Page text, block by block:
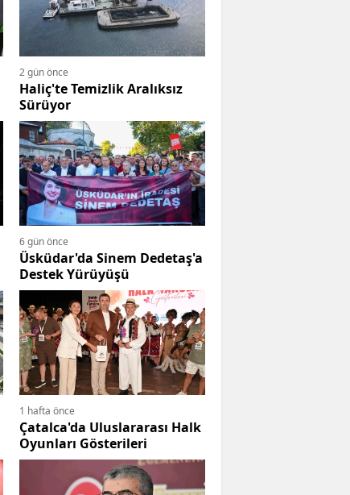
2 gün önce
Haliç'te Temizlik Aralıksız
Sürüyor
6 gün önce
Üsküdar'da Sinem Dedetaş'a
Destek Yürüyüşü
1 hafta önce
Çatalca'da Uluslararası Halk
Oyunları Gösterileri